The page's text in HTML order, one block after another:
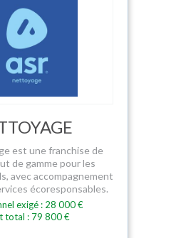
est une franchise de
de gamme pour les
avec accompagnement
écoresponsables.
exigé : 28 000 €
total : 79 800 €